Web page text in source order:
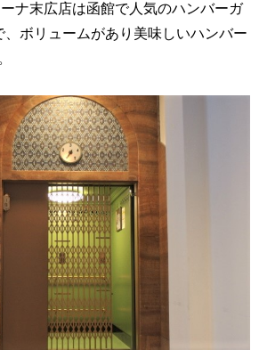
ナ末広店は函館で人気のハンバーガ
、ボリュームがあり美味しいハンバー